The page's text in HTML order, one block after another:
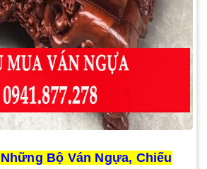
Bộ Ván Ngựa, Chiếu